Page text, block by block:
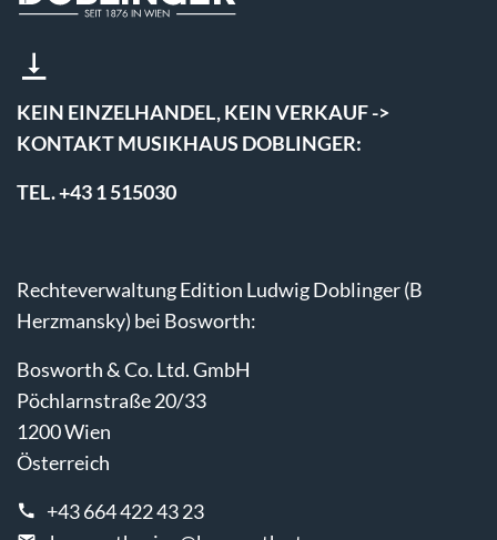
KEIN EINZELHANDEL, KEIN VERKAUF ->
KONTAKT MUSIKHAUS DOBLINGER:
TEL. +43 1 515030
Rechteverwaltung Edition Ludwig Doblinger (B
Herzmansky) bei Bosworth:
Bosworth & Co. Ltd. GmbH
Pöchlarnstraße 20/33
1200 Wien
Österreich
+43 664 422 43 23